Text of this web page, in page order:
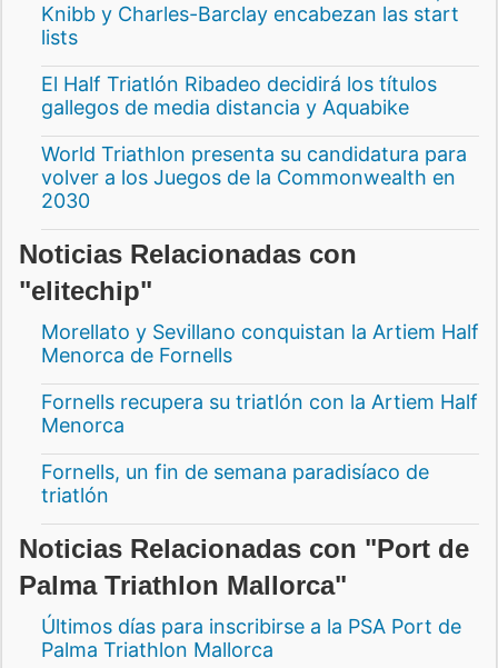
Knibb y Charles-Barclay encabezan las start
lists
El Half Triatlón Ribadeo decidirá los títulos
gallegos de media distancia y Aquabike
World Triathlon presenta su candidatura para
volver a los Juegos de la Commonwealth en
2030
Noticias Relacionadas con
"elitechip"
Morellato y Sevillano conquistan la Artiem Half
Menorca de Fornells
Fornells recupera su triatlón con la Artiem Half
Menorca
Fornells, un fin de semana paradisíaco de
triatlón
Noticias Relacionadas con "Port de
Palma Triathlon Mallorca"
Últimos días para inscribirse a la PSA Port de
Palma Triathlon Mallorca